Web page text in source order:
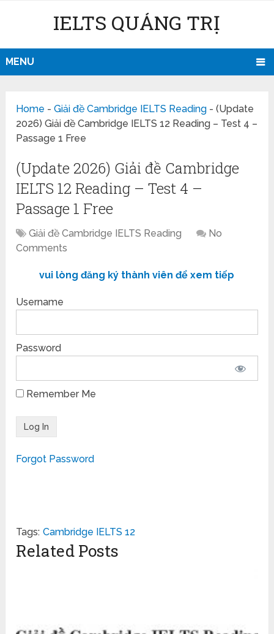
IELTS QUẢNG TRỊ
MENU
Home -Giải đề Cambridge IELTS Reading -(Update
2026) Giải đề Cambridge IELTS 12 Reading – Test 4 –
Passage 1 Free
(Update 2026) Giải đề Cambridge
IELTS 12 Reading – Test 4 –
Passage 1 Free
Giải đề Cambridge IELTS Reading
No
Comments
vui lòng đăng ký thành viên để xem tiếp
Username
Password
Remember Me
Forgot Password
Tags: Cambridge IELTS 12
Related Posts